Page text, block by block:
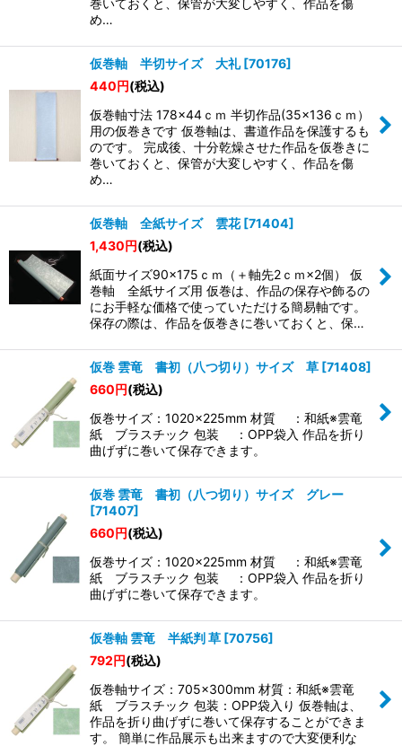
め…
仮巻軸 半切サイズ 大礼 [70176]
440円(税込)
仮巻軸寸法 178×44ｃｍ 半切作品(35×136ｃｍ）
用の仮巻きです 仮巻軸は、書道作品を保護するも
のです。 完成後、十分乾燥させた作品を仮巻きに
巻いておくと、保管が大変しやすく、作品を傷
め…
仮巻軸 全紙サイズ 雲花 [71404]
1,430円(税込)
紙面サイズ90×175ｃｍ（＋軸先2ｃｍ×2個） 仮
巻軸 全紙サイズ用 仮巻は、作品の保存や飾るの
にお手軽な価格で使っていただける簡易軸です。
保存の際は、作品を仮巻きに巻いておくと、保…
仮巻 雲竜 書初（八つ切り）サイズ 草 [71408]
660円(税込)
仮巻サイズ：1020×225mm 材質 ：和紙※雲竜
紙 ブラスチック 包装 ：OPP袋入 作品を折り
曲げずに巻いて保存できます。
仮巻 雲竜 書初（八つ切り）サイズ グレー
[71407]
660円(税込)
仮巻サイズ：1020×225mm 材質 ：和紙※雲竜
紙 ブラスチック 包装 ：OPP袋入 作品を折り
曲げずに巻いて保存できます。
仮巻軸 雲竜 半紙判 草 [70756]
792円(税込)
仮巻軸サイズ：705×300mm 材質：和紙※雲竜
紙 ブラスチック 包装：OPP袋入り 仮巻軸は、
作品を折り曲げずに巻いて保存することができま
す。 簡単に作品展示も出来ますので大変便利な